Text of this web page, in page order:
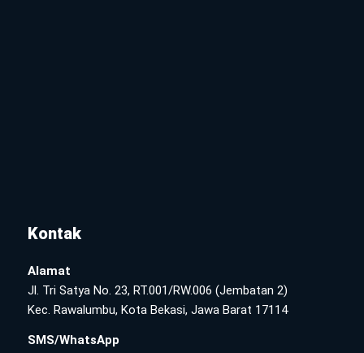
Kontak
Alamat
Jl. Tri Satya No. 23, RT.001/RW.006 (Jembatan 2)
Kec. Rawalumbu, Kota Bekasi, Jawa Barat 17114
SMS/WhatsApp